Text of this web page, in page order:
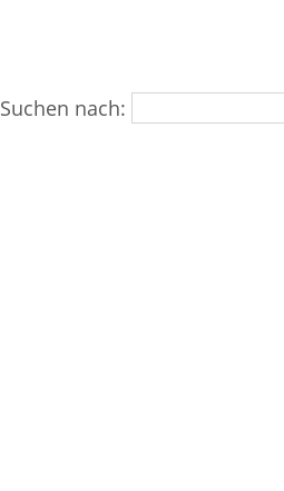
Suchen nach: